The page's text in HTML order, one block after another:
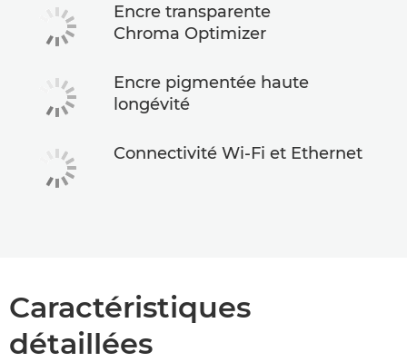
Encre transparente
Chroma Optimizer
Encre pigmentée haute
longévité
Connectivité Wi-Fi et Ethernet
Caractéristiques
détaillées